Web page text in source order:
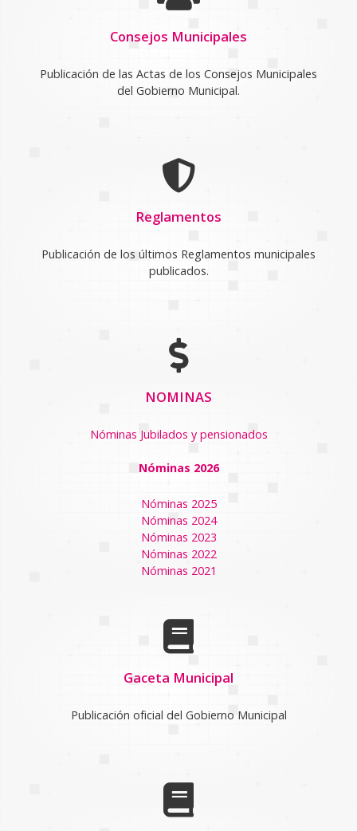
Consejos Municipales
Publicación de las Actas de los Consejos Municipales
del Gobierno Municipal.
Reglamentos
Publicación de los últimos Reglamentos municipales
publicados.
NOMINAS
Nóminas Jubilados y pensionados
Nóminas 2026
Nóminas 2025
Nóminas 2024
Nóminas 2023
Nóminas 2022
Nóminas 2021
Gaceta Municipal
Publicación oficial del Gobierno Municipal